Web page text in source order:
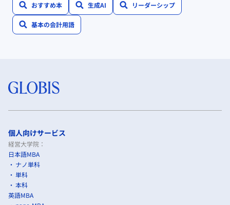
おすすめ本 生成AI リーダーシップ
基本の会計用語
個人向けサービス
経営大学院：
日本語MBA
ナノ単科
単科
本科
英語MBA